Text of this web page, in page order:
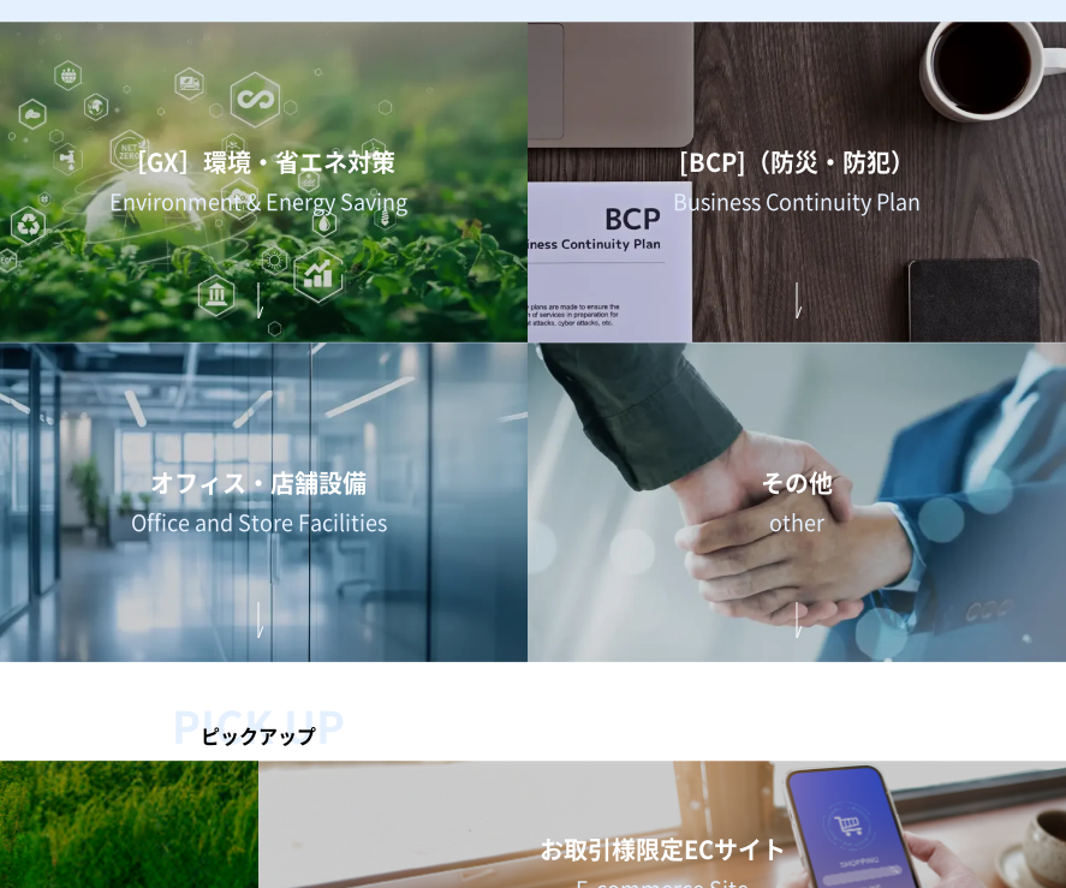
［GX］環境・省エネ対策
Environment & Energy Saving
[BCP]（防災・防犯）
Business Continuity Plan
オフィス・店舗設備
Office and Store Facilities
その他
other
PICK UP
ピックアップ
お取引様限定ECサイト